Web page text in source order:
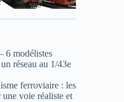
6 modélistes
réseau au 1/43e
ferroviaire : les
voie réaliste et